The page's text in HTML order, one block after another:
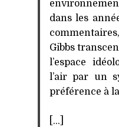
dans les
Gibbs
l’espace
l’air par un
préférence à
[…]